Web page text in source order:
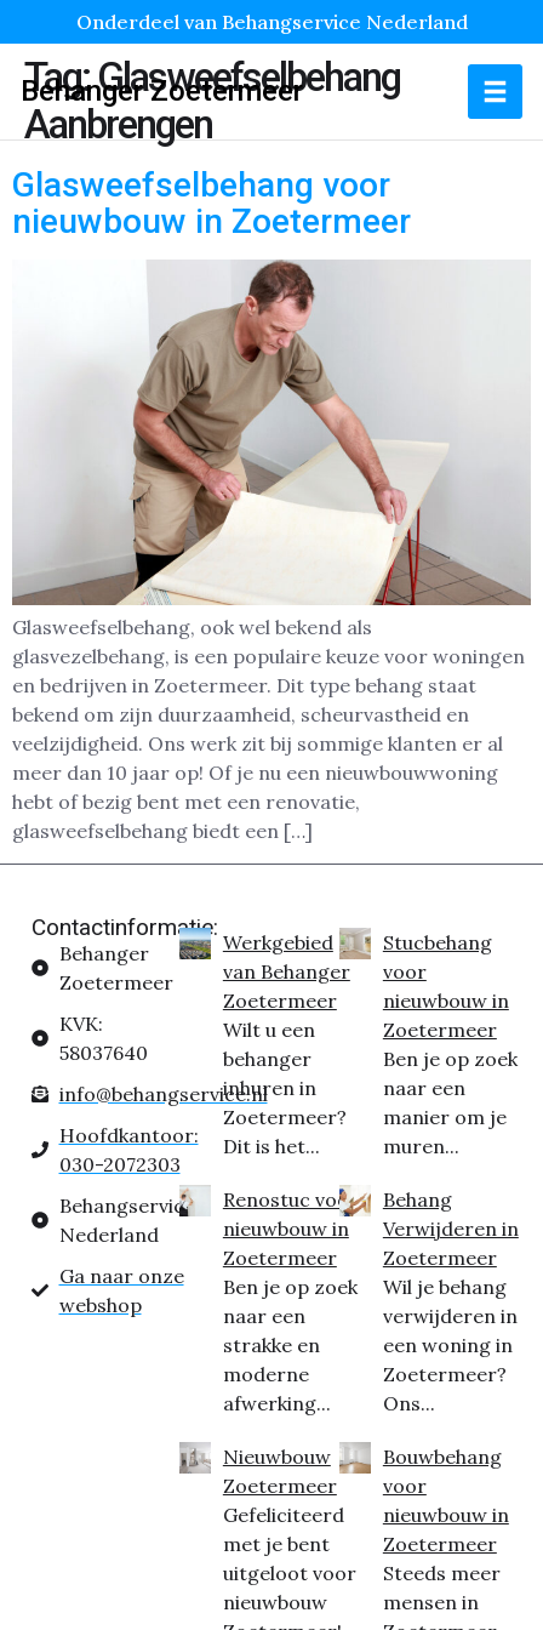
Onderdeel van Behangservice Nederland
Behanger Zoetermeer
Tag:Glasweefselbehang
Aanbrengen
Glasweefselbehang voor
nieuwbouw in Zoetermeer
Glasweefselbehang, ook wel bekend als
glasvezelbehang, is een populaire keuze voor woningen
en bedrijven in Zoetermeer. Dit type behang staat
bekend om zijn duurzaamheid, scheurvastheid en
veelzijdigheid. Ons werk zit bij sommige klanten er al
meer dan 10 jaar op! Of je nu een nieuwbouwwoning
hebt of bezig bent met een renovatie,
glasweefselbehang biedt een […]
Contactinformatie:
Behanger
Zoetermeer
KVK:
58037640
info@behangservice.nl
Hoofdkantoor:
030-2072303
Behangservice
Nederland
Ga naar onze
webshop
Werkgebied
van Behanger
Zoetermeer
Wilt u een
behanger
inhuren in
Zoetermeer?
Dit is het...
Renostuc voor
nieuwbouw in
Zoetermeer
Ben je op zoek
naar een
strakke en
moderne
afwerking...
Nieuwbouw
Zoetermeer
Gefeliciteerd
met je bent
uitgeloot voor
nieuwbouw
Stucbehang
voor
nieuwbouw in
Zoetermeer
Ben je op zoek
naar een
manier om je
muren...
Behang
Verwijderen in
Zoetermeer
Wil je behang
verwijderen in
een woning in
Zoetermeer?
Ons...
Bouwbehang
voor
nieuwbouw in
Zoetermeer
Steeds meer
mensen in